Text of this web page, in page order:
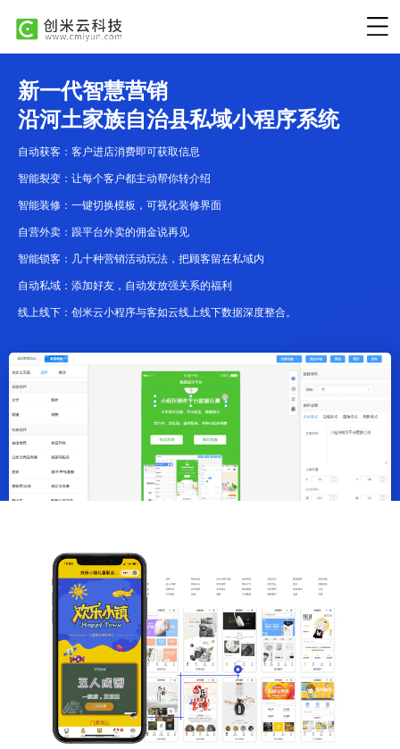
新一代智慧营销
沿河土家族自治县私域小程序系统
自动获客：客户进店消费即可获取信息
智能裂变：让每个客户都主动帮你转介绍
智能装修：一键切换模板，可视化装修界面
自营外卖：跟平台外卖的佣金说再见
智能锁客：几十种营销活动玩法，把顾客留在私域内
自动私域：添加好友，自动发放强关系的福利
线上线下：创米云小程序与客如云线上线下数据深度整合。